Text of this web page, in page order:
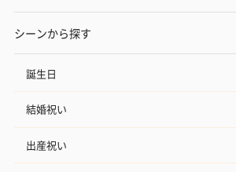
シーンから探す
誕生日
結婚祝い
出産祝い